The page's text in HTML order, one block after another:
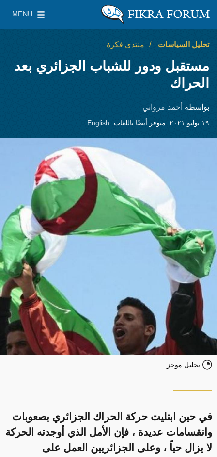
معهد واشنطن لسياسات الشرق الأدنى
MENU
Main Menu
تحليل السياسات منتدى فكرة
مستقبل ودور للشباب الجزائري بعد
الحراك
بواسطة أحمد مرواني
١٩ يوليو ٢٠٢١ متوفر أيضًا باللغات: English
تحليل موجز
في حين ابتليت حركة الحراك الجزائري بصعوبات
وانقسامات عديدة ، فإن الأمل الذي أوجدته الحركة
لا يزال حياً ، وعلى الجزائريين العمل على